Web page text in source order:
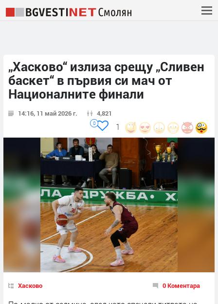
„Хасково“ излиза срещу „Сливен
баскет“ в първия си мач от
Националните финали
14:16, 11 май 2026 г. 4,821
1
0
Хасково 0 Коментара